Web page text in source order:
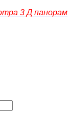
3 Д панорам